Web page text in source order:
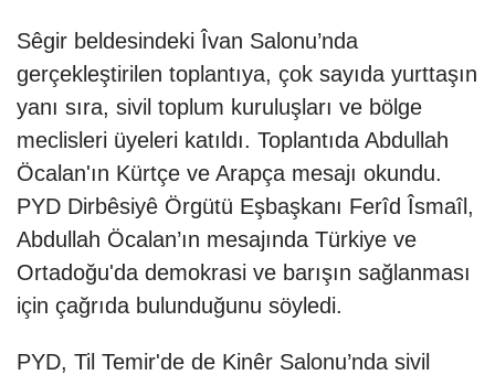
Sêgir beldesindeki Îvan Salonu’nda
gerçekleştirilen toplantıya, çok sayıda yurttaşın
yanı sıra, sivil toplum kuruluşları ve bölge
meclisleri üyeleri katıldı. Toplantıda Abdullah
Öcalan'ın Kürtçe ve Arapça mesajı okundu.
PYD Dirbêsiyê Örgütü Eşbaşkanı Ferîd Îsmaîl,
Abdullah Öcalan’ın mesajında Türkiye ve
Ortadoğu'da demokrasi ve barışın sağlanması
için çağrıda bulunduğunu söyledi.
PYD, Til Temir'de de Kinêr Salonu’nda sivil